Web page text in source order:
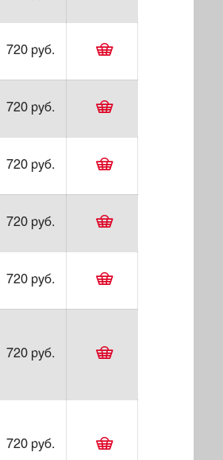
720 руб.
720 руб.
720 руб.
720 руб.
720 руб.
720 руб.
720 руб.